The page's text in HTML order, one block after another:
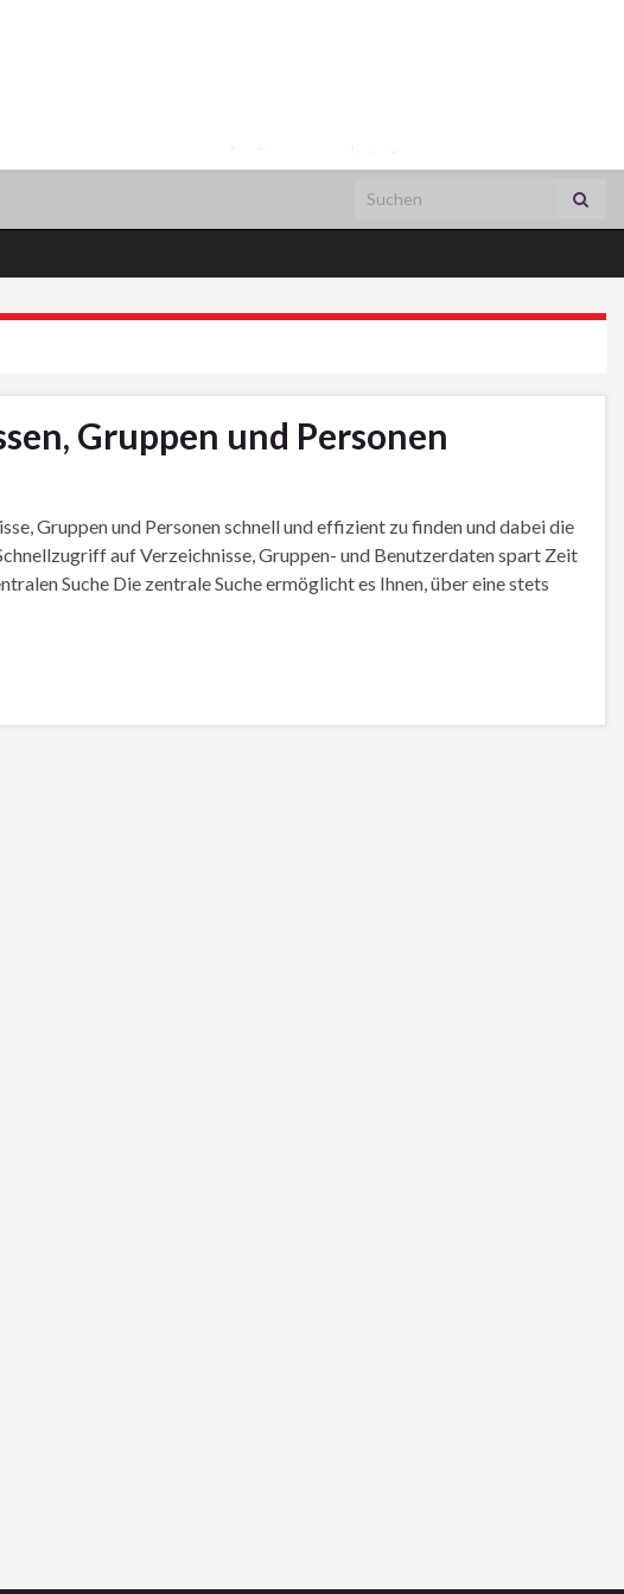
Search for:
Gruppen und Personen
Gruppen und Personen schnell und effizient zu finden und dabei die
auf Verzeichnisse, Gruppen- und Benutzerdaten spart Zeit
Suche Die zentrale Suche ermöglicht es Ihnen, über eine stets